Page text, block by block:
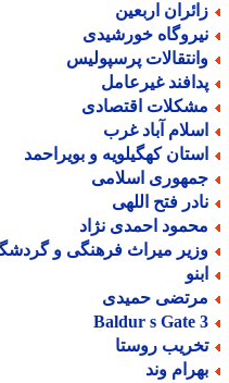
اربعین
خورشیدی
پرسپولیس
غیرعامل
اقتصادی
آباد غرب
کهگیلویه و بویراحمد
اسلامی
فتح اللهی
احمدی نژاد
میراث فرهنگی و گردشگری
حمیدی
Baldur s Gate
روستا
وند